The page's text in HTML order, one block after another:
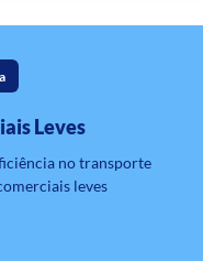
Leves
no transporte
leves